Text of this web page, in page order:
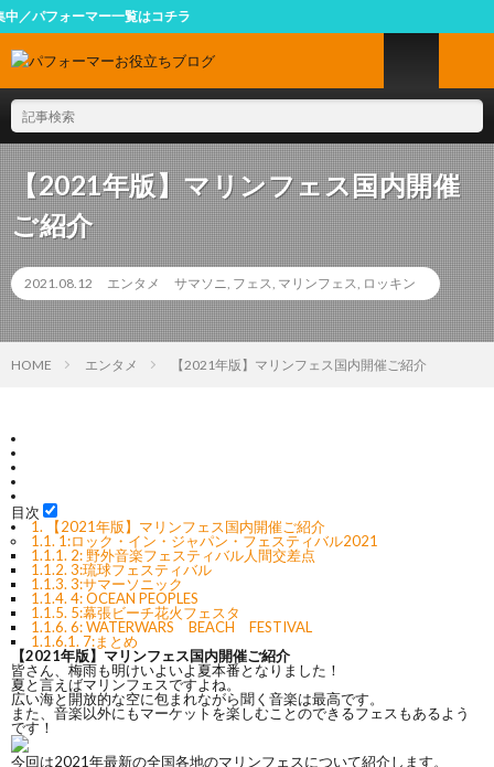
マー一覧はコチラ
【2021年版】マリンフェス国内開催
ご紹介
2021.08.12 エンタメ サマソニ, フェス, マリンフェス, ロッキン
HOME エンタメ 【2021年版】マリンフェス国内開催ご紹介
目次
1. 【2021年版】マリンフェス国内開催ご紹介
1.1. 1:ロック・イン・ジャパン・フェスティバル2021
1.1.1. 2: 野外音楽フェスティバル人間交差点
1.1.2. 3:琉球フェスティバル
1.1.3. 3:サマーソニック
1.1.4. 4: OCEAN PEOPLES
1.1.5. 5:幕張ビーチ花火フェスタ
1.1.6. 6: WATERWARS BEACH FESTIVAL
1.1.6.1. 7:まとめ
【2021年版】マリンフェス国内開催ご紹介
皆さん、梅雨も明けいよいよ夏本番となりました！
夏と言えばマリンフェスですよね。
広い海と開放的な空に包まれながら聞く音楽は最高です。
また、音楽以外にもマーケットを楽しむことのできるフェスもあるよう
です！
今回は2021年最新の全国各地のマリンフェスについて紹介します。